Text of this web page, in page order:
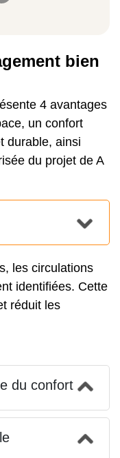
bien
4 avantages
un confort
durable, ainsi
du projet de A
les circulations
identifiées. Cette
réduit les
du confort